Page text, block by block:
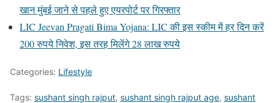
खान मुंबई जाने से पहले हुए एयरपोर्ट पर गिरफ्तार
LIC Jeevan Pragati Bima Yojana: LIC की इस स्कीम में हर दिन करें
200 रुपये निवेश, इस तरह मिलेंगे 28 लाख रुपये
Categories: Lifestyle
Tags: sushant singh rajput, sushant singh rajput age, sushant